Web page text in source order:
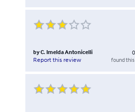
byC. Imelda Antonicelli
Report this review
0
found